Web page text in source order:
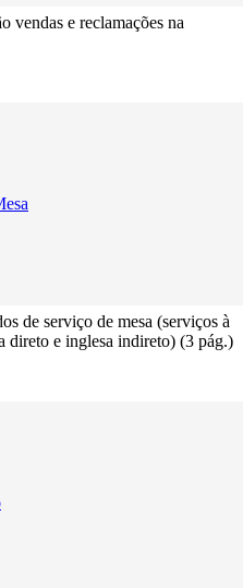
vendas e reclamações na
de serviço de mesa (serviços à
direto e inglesa indireto) (3 pág.)